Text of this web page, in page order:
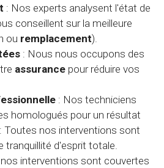
: Nos experts analysent l'état de
conseillent sur la meilleure
ou remplacement).
: Nous nous occupons des
assurance pour réduire vos
: Nos techniciens
homologués pour un résultat
: Toutes nos interventions sont
tranquillité d'esprit totale.
interventions sont couvertes